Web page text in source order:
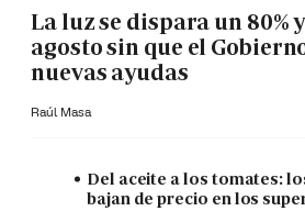
La luz se dispara un 80%
agosto sin que el
nuevas ayudas
Raúl Masa
Del aceite a los tomates:
bajan de precio en los